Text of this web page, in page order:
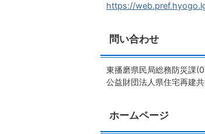
https://
問い合わせ
東播磨県民局総務防災課
公益財団法人県住宅再建
ホームページ